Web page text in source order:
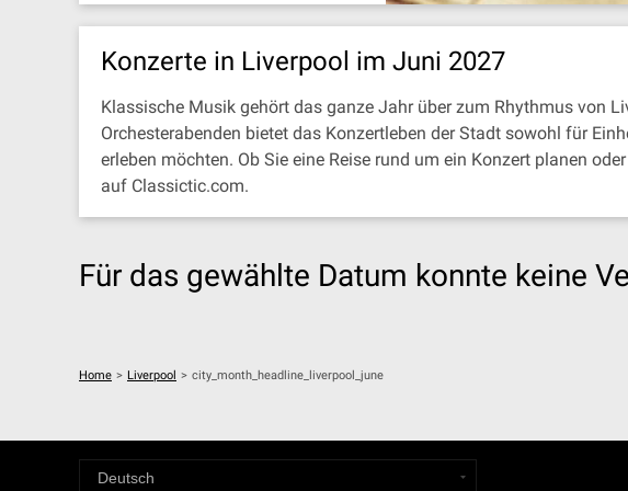
Konzerte in Liverpool im Juni 2027
Klassische Musik gehört das ganze Jahr über zum Rhythmus von
Orchesterabenden bietet das Konzertleben der Stadt sowohl für
erleben möchten. Ob Sie eine Reise rund um ein Konzert planen
auf Classictic.com.
Für das gewählte Datum konnte keine
Home > Liverpool > city_month_headline_liverpool_june